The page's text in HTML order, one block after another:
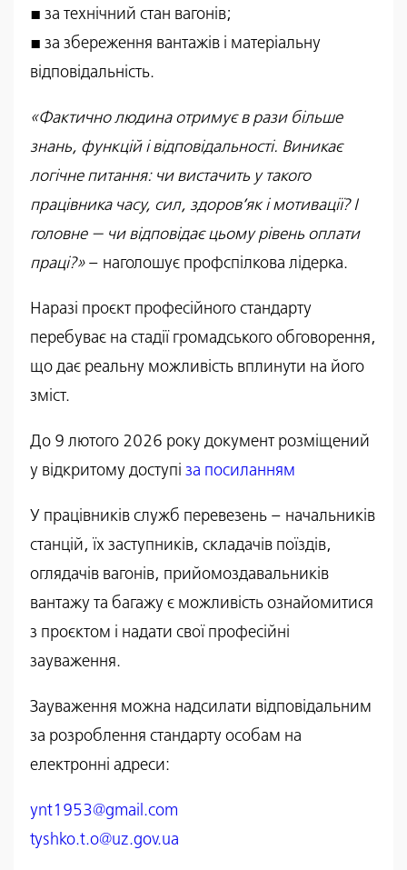
▪️ за технічний стан вагонів;
▪️ за збереження вантажів і матеріальну
відповідальність.
«Фактично людина отримує в рази більше
знань, функцій і відповідальності. Виникає
логічне питання: чи вистачить у такого
працівника часу, сил, здоров’як і мотивації? І
головне — чи відповідає цьому рівень оплати
праці?»– наголошує профспілкова лідерка.
Наразі проєкт професійного стандарту
перебуває на стадії громадського обговорення,
що дає реальну можливість вплинути на його
зміст.
До 9 лютого 2026 року документ розміщений
у відкритому доступі за посиланням
У працівників служб перевезень – начальників
станцій, їх заступників, складачів поїздів,
оглядачів вагонів, прийомоздавальників
вантажу та багажу є можливість ознайомитися
з проєктом і надати свої професійні
зауваження.
Зауваження можна надсилати відповідальним
за розроблення стандарту особам на
електронні адреси:
ynt1953@gmail.com
tyshko.t.o@uz.gov.ua